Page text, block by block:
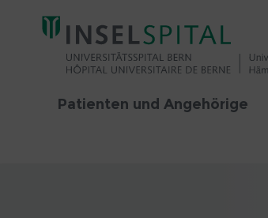
Patienten und Angehörige